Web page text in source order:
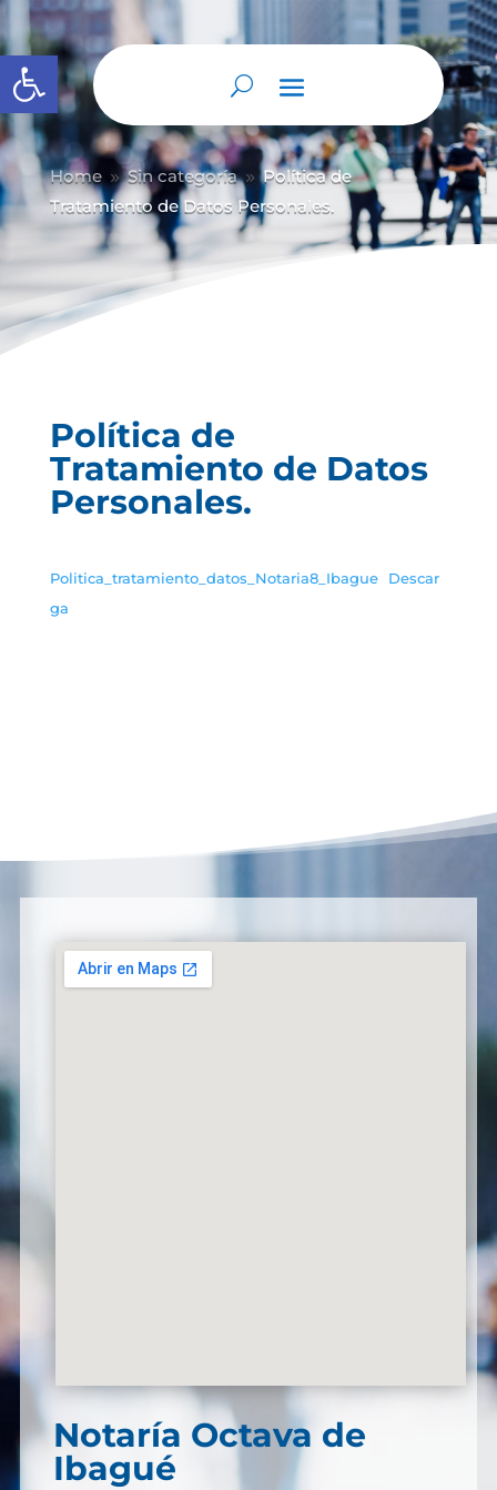
Abrir barra de herramientas
Home 9 Sin categoría 9 Política de
Tratamiento de Datos Personales.
Política de
Tratamiento de Datos
Personales.
Politica_tratamiento_datos_Notaria8_Ibague
Descar
ga
Notaría Octava de
Ibagué